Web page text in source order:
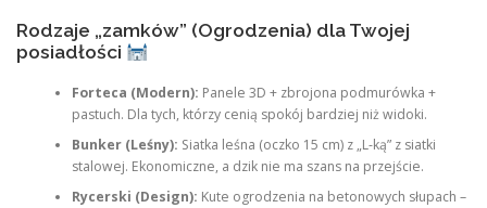
Rodzaje „zamków” (Ogrodzenia) dla Twojej
posiadłości
Forteca (Modern): Panele 3D + zbrojona podmurówka +
pastuch. Dla tych, którzy cenią spokój bardziej niż widoki.
Bunker (Leśny): Siatka leśna (oczko 15 cm) z „L-ką” z siatki
stalowej. Ekonomiczne, a dzik nie ma szans na przejście.
Rycerski (Design): Kute ogrodzenia na betonowych słupach –